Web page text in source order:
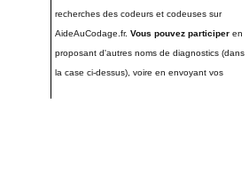
recherches des codeurs et codeuses sur
AideAuCodage.fr. Vous pouvez participer en
proposant d'autres noms de diagnostics (dans
la case ci-dessus), voire en envoyant vos